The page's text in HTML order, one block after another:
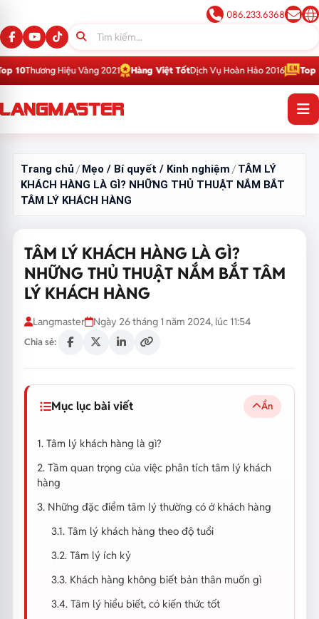
086.233.6368
Vàng 2021 Hàng Việt TốtDịch Vụ Hoàn Hảo 2016 Top 1Thương Hiệu
Trang chủ /Mẹo / Bí quyết / Kinh nghiệm /TÂM LÝ
KHÁCH HÀNG LÀ GÌ? NHỮNG THỦ THUẬT NẮM BẮT
TÂM LÝ KHÁCH HÀNG
TÂM LÝ KHÁCH HÀNG LÀ GÌ?
NHỮNG THỦ THUẬT NẮM BẮT TÂM
LÝ KHÁCH HÀNG
Langmaster Ngày 26 tháng 1 năm 2024, lúc 11:54
Chia sẻ:
Mục lục bài viết Ẩn
1. Tâm lý khách hàng là gì?
2. Tầm quan trọng của việc phân tích tâm lý khách
hàng
3. Những đặc điểm tâm lý thường có ở khách hàng
3.1. Tâm lý khách hàng theo độ tuổi
3.2. Tâm lý ích kỷ
3.3. Khách hàng không biết bản thân muốn gì
3.4. Tâm lý hiểu biết, có kiến thức tốt